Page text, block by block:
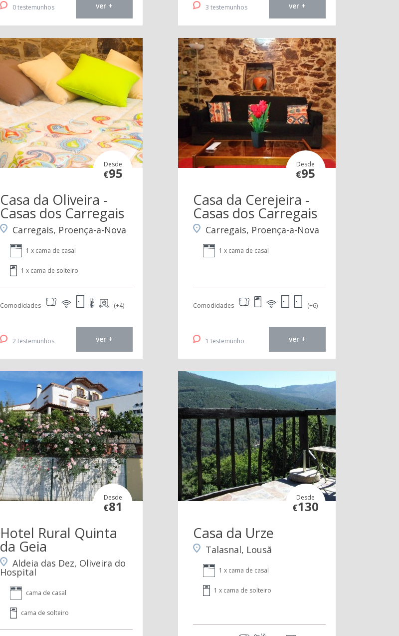
0 testemunhos ver + 3 testemunhos ver +
Desde
€95
Casa da Oliveira -
Casas dos Carregais
Carregais, Proença-a-Nova
1 x cama de casal
1 x cama de solteiro
Comodidades (+4)
2 testemunhos ver +
Desde
€95
Casa da Cerejeira -
Casas dos Carregais
Carregais, Proença-a-Nova
1 x cama de casal
Comodidades (+6)
1 testemunho ver +
Desde
€81
Hotel Rural Quinta
da Geia
Aldeia das Dez, Oliveira do
Hospital
cama de casal
cama de solteiro
Desde
€130
Casa da Urze
Talasnal, Lousã
1 x cama de casal
1 x cama de solteiro